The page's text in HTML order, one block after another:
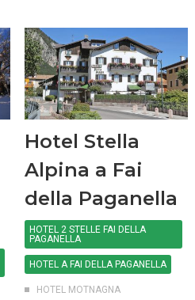
Hotel Stella
Alpina a Fai
della Paganella
HOTEL 2 STELLE FAI DELLA
PAGANELLA
HOTEL A FAI DELLA PAGANELLA
HOTEL MOTNAGNA